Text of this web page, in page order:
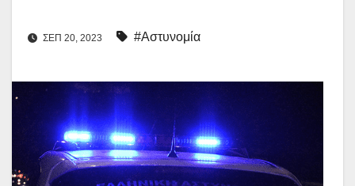
ΣΕΠ 20, 2023 #Αστυνομία